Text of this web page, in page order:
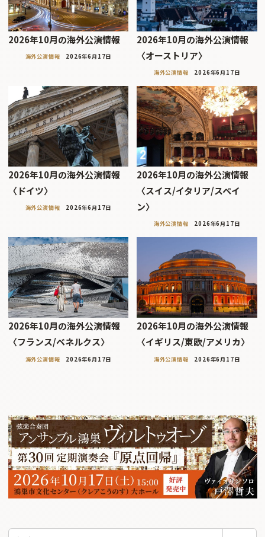
2026年10月の海外公演情報
海外公演情報 2026年6月17日
2026年10月の海外公演情報
〈オーストリア〉
海外公演情報 2026年6月17日
2026年10月の海外公演情報
〈ドイツ〉
海外公演情報 2026年6月17日
2026年10月の海外公演情報
〈スイス/イタリア/スペイ
ン〉
海外公演情報 2026年6月17日
2026年10月の海外公演情報
〈フランス/ベネルクス〉
海外公演情報 2026年6月17日
2026年10月の海外公演情報
〈イギリス/東欧/アメリカ〉
海外公演情報 2026年6月17日